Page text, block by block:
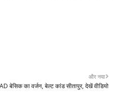
और नया
AD बेसिक का वर्जन, बेल्ट कांड सीतापुर, देखें वीडियो